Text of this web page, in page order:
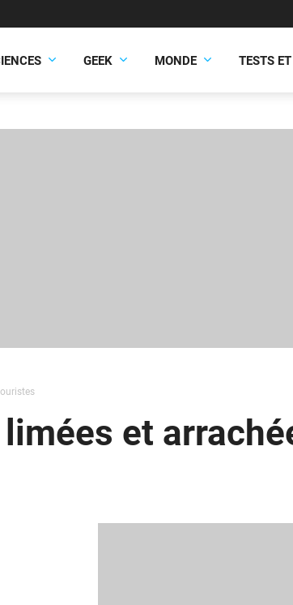
GEEK MONDE TESTS
et